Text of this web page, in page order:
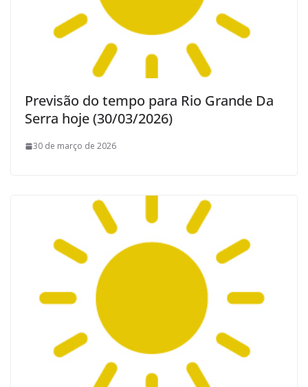
Previsão do tempo para Rio Grande Da
Serra hoje (30/03/2026)
30 de março de 2026